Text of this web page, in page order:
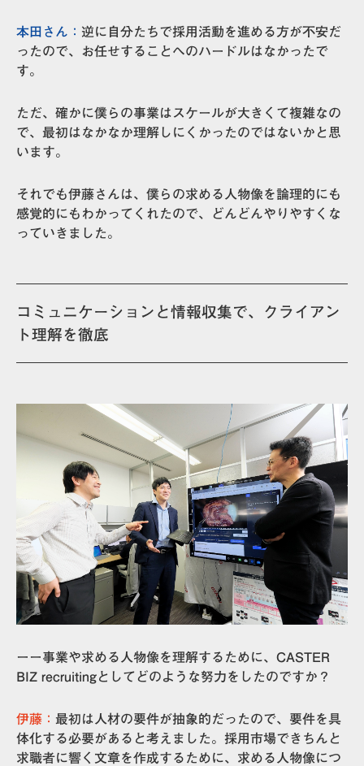
本田さん： 逆に 自分たちで採用活動を進める方が不安だ
ったので、お任せすることへのハードルはなかったで
す。
ただ、確かに僕らの事業はスケールが大きくて複雑なの
で、最初はなかなか理解しにくかったのではないかと思
います。
それでも伊藤さんは、 僕らの求める人物像を論理的にも
感覚的にもわかってくれたので、どんどんやりやすくな
っていきました。
コミュニケーションと情報収集で、クライアン
ト理解を徹底
ーー事業や求める人物像を理解するために、CASTER
BIZ recruitingとしてどのような努力をしたのですか？
伊藤： 最初は人材の要件が抽象的だったので、要件を具
体化する必要があると考えました。採用市場できちんと
求職者に響く文章を作成するために、求める人物像につ